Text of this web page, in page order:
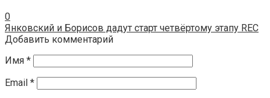
0
Янковский и Борисов дадут старт четвёртому этапу REC
Добавить комментарий
Имя *
Email *